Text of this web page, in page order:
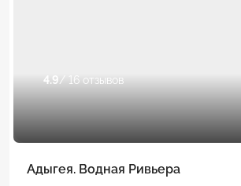
4.9/ 16 отзывов
Адыгея. Водная Ривьера